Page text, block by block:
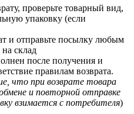
проверьте товарный вид,
упаковку (если
и отправьте посылку любым
склад
после получения и
правилам возврата.
что при возврате товара
и повторной отправке
взимается с потребителя)